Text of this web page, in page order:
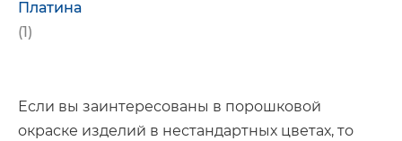
Платина
(1)
Если вы заинтересованы в порошковой
окраске изделий в нестандартных цветах, то